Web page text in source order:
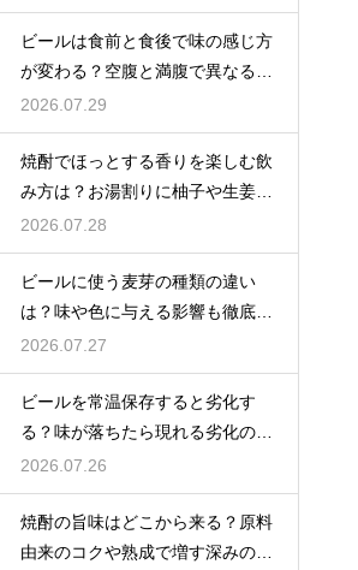
化
ビールは食前と食後で味の感じ方
が変わる？空腹と満腹で異なる味
覚の感じ方を解説
2026.07.29
焼酎でほっとする香りを楽しむ飲
み方は？お湯割りに柚子や生姜を
加えてリラックス効果を実感
2026.07.28
ビールに使う麦芽の種類の違い
は？味や色に与える影響も徹底解
説
2026.07.27
ビールを常温保存すると劣化す
る？味が落ちたら現れる劣化のサ
インを解説
2026.07.26
焼酎の旨味はどこから来る？原料
由来のコクや熟成で増す深みの秘